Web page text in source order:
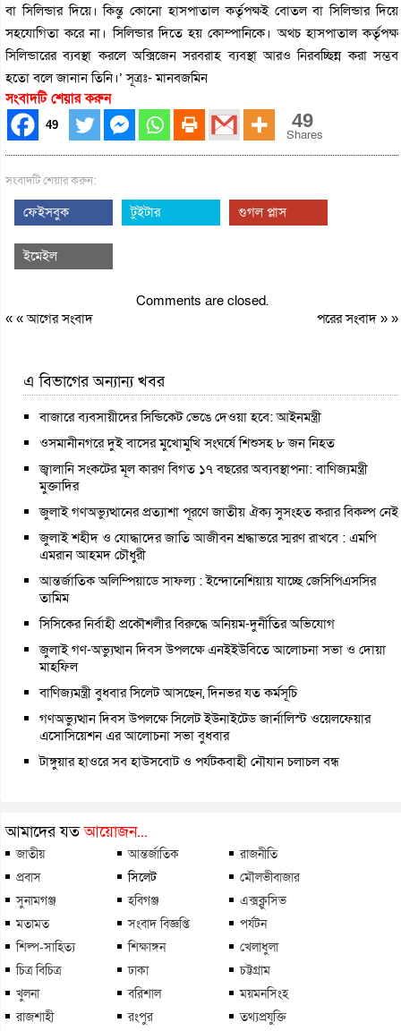
বা সিলিন্ডার দিয়ে। কিন্তু কোনো হাসপাতাল কর্তৃপক্ষই বোতল বা সিলিন্ডার দিয়ে
সহযোগিতা করে না। সিলিন্ডার দিতে হয় কোম্পানিকে। অথচ হাসপাতাল কর্তৃপক্ষ
সিলিন্ডারের ব্যবস্থা করলে অক্সিজেন সরবরাহ ব্যবস্থা আরও নিরবচ্ছিন্ন করা সম্ভব
হতো বলে জানান তিনি।’ সূত্রঃ- মানবজমিন
সংবাদটি শেয়ার করুন
49 49
Shares
সংবাদটি শেয়ার করুন:
ফেইসবুক টুইটার গুগল প্লাস
ইমেইল
Comments are closed.
« «আগের সংবাদ পরের সংবাদ» »
এ বিভাগের অন্যান্য খবর
বাজারে ব্যবসায়ীদের সিন্ডিকেট ভেঙে দেওয়া হবে: আইনমন্ত্রী
ওসমানীনগরে দুই বাসের মুখোমুখি সংঘর্ষে শিশুসহ ৮ জন নিহত
জ্বালানি সংকটের মূল কারণ বিগত ১৭ বছরের অব্যবস্থাপনা: বাণিজ্যমন্ত্রী
মুক্তাদির
জুলাই গণঅভ্যুত্থানের প্রত্যাশা পূরণে জাতীয় ঐক্য সুসংহত করার বিকল্প নেই
জুলাই শহীদ ও যোদ্ধাদের জাতি আজীবন শ্রদ্ধাভরে স্মরণ রাখবে : এমপি
এমরান আহমদ চৌধুরী
আন্তর্জাতিক অলিম্পিয়াডে সাফল্য : ইন্দোনেশিয়ায় যাচ্ছে জেসিপিএসসির
তামিম
সিসিকের নির্বাহী প্রকৌশলীর বিরুদ্ধে অনিয়ম-দুর্নীতির অভিযোগ
জুলাই গণ-অভ্যুত্থান দিবস উপলক্ষে এনইইউবিতে আলোচনা সভা ও দোয়া
মাহফিল
বাণিজ্যমন্ত্রী বুধবার সিলেট আসছেন, দিনভর যত কর্মসূচি
গণঅভ্যুত্থান দিবস উপলক্ষে সিলেট ইউনাইটেড জার্নালিস্ট ওয়েলফেয়ার
এসোসিয়েশন এর আলোচনা সভা বুধবার
টাঙ্গুয়ার হাওরে সব হাউসবোট ও পর্যটকবাহী নৌযান চলাচল বন্ধ
আমাদের যতআয়োজন...
জাতীয় আন্তর্জাতিক
রাজনীতি
প্রবাস
সিলেট
মৌলভীবাজার
সুনামগঞ্জ
হবিগঞ্জ
এক্সক্লুসিভ
মতামত
সংবাদ বিজ্ঞপ্তি
পর্যটন
শিল্প-সাহিত্য
শিক্ষাঙ্গন
খেলাধুলা
চিত্র বিচিত্র
ঢাকা
চট্টগ্রাম
খুলনা
বরিশাল
ময়মনসিংহ
রাজশাহী
রংপুর তথ্যপ্রযুক্তি